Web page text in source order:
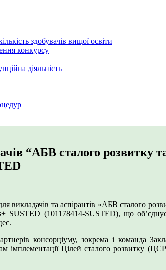
здобувачів вищої освіти
конкурсу
діяльність
“AБВ сталого розвитку
викладачів та аспірантів «АБВ сталого
SUSTED (101178414-SUSTED), що
консорціуму, зокрема і команда
імплементації Цілей сталого розвитку